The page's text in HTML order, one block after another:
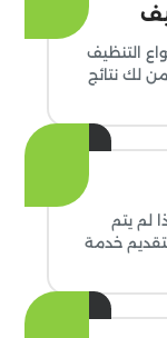
التنظيف
لك نتائج
لم يتم
خدمة